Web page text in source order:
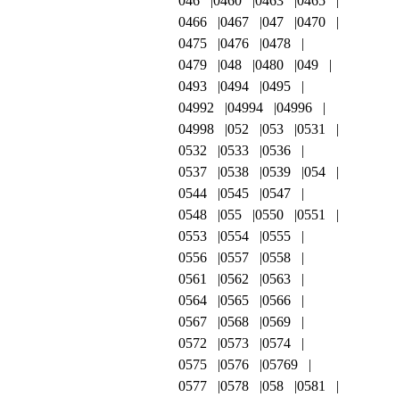
0466
0467 047
0470
0475
0476
0478
0479
048 0480
049
0493
0494
0495
04992
04994
04996
04998
052 053
0531
0532
0533
0536
0537
0538 0539
054
0544
0545
0547
0548
055 0550
0551
0553
0554
0555
0556
0557
0558
0561
0562
0563
0564
0565
0566
0567
0568
0569
0572
0573
0574
0575
0576
05769
0577
0578 058
0581